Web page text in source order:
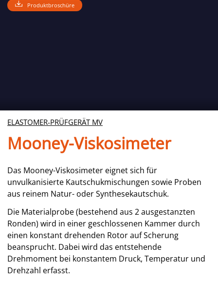
Produktbroschüre
ELASTOMER-PRÜFGERÄT MV
Mooney-Viskosimeter
Das Mooney-Viskosimeter eignet sich für
unvulkanisierte Kautschukmischungen sowie Proben
aus reinem Natur- oder Synthesekautschuk.
Die Materialprobe (bestehend aus 2 ausgestanzten
Ronden) wird in einer geschlossenen Kammer durch
einen konstant drehenden Rotor auf Scherung
beansprucht. Dabei wird das entstehende
Drehmoment bei konstantem Druck, Temperatur und
Drehzahl erfasst.